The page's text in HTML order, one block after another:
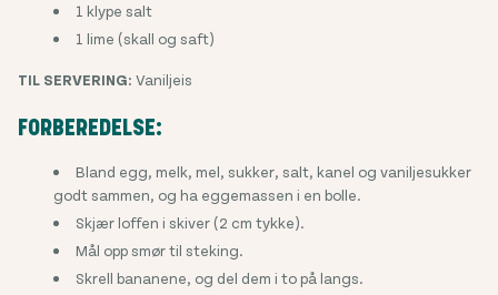
1 klype salt
1 lime (skall og saft)
TIL SERVERING: Vaniljeis
FORBEREDELSE:
Bland egg, melk, mel, sukker, salt, kanel og vaniljesukker
godt sammen, og ha eggemassen i en bolle.
Skjær loffen i skiver (2 cm tykke).
Mål opp smør til steking.
Skrell bananene, og del dem i to på langs.